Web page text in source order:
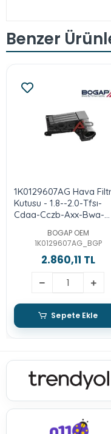
Benzer
1K0129607AG Hava
Kutusu - 1.8--2.0-Tfsı-
Cdaa-Cczb-Axx-Bwa-
Ccta-CczaBOGAP OEM
1K0129607AG_BGP
2.860,11 TL
Sepete Ekle